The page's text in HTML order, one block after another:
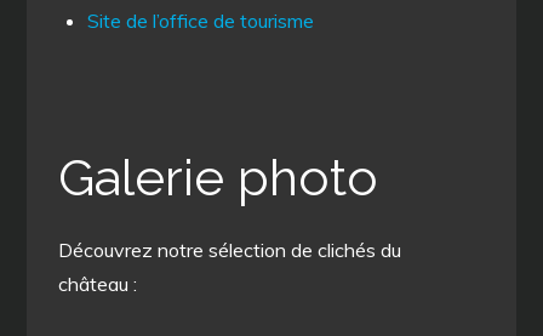
Site de l’office de tourisme
Galerie photo
Découvrez notre sélection de clichés du
château :